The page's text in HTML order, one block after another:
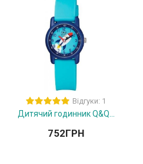
Відгуки: 1
Дитячий годинник Q&Q...
752ГРН